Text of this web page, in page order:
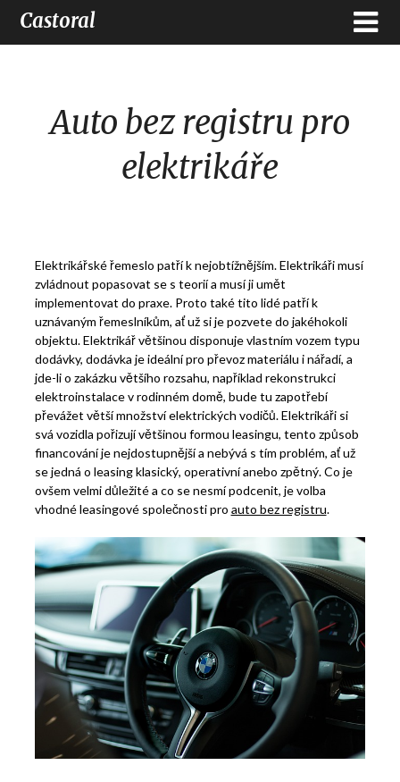
Castoral
Auto bez registru pro
elektrikáře
Elektrikářské řemeslo patří k nejobtížnějším. Elektrikáři musí
zvládnout popasovat se s teorií a musí ji umět
implementovat do praxe. Proto také tito lidé patří k
uznávaným řemeslníkům, ať už si je pozvete do jakéhokoli
objektu. Elektrikář většinou disponuje vlastním vozem typu
dodávky, dodávka je ideální pro převoz materiálu i nářadí, a
jde-li o zakázku většího rozsahu, například rekonstrukci
elektroinstalace v rodinném domě, bude tu zapotřebí
převážet větší množství elektrických vodičů.Elektrikáři si
svá vozidla pořizují většinou formou leasingu, tento způsob
financování je nejdostupnější a nebývá s tím problém, ať už
se jedná o leasing klasický, operativní anebo zpětný. Co je
ovšem velmi důležité a co se nesmí podcenit, je volba
vhodné leasingové společnosti pro auto bez registru.